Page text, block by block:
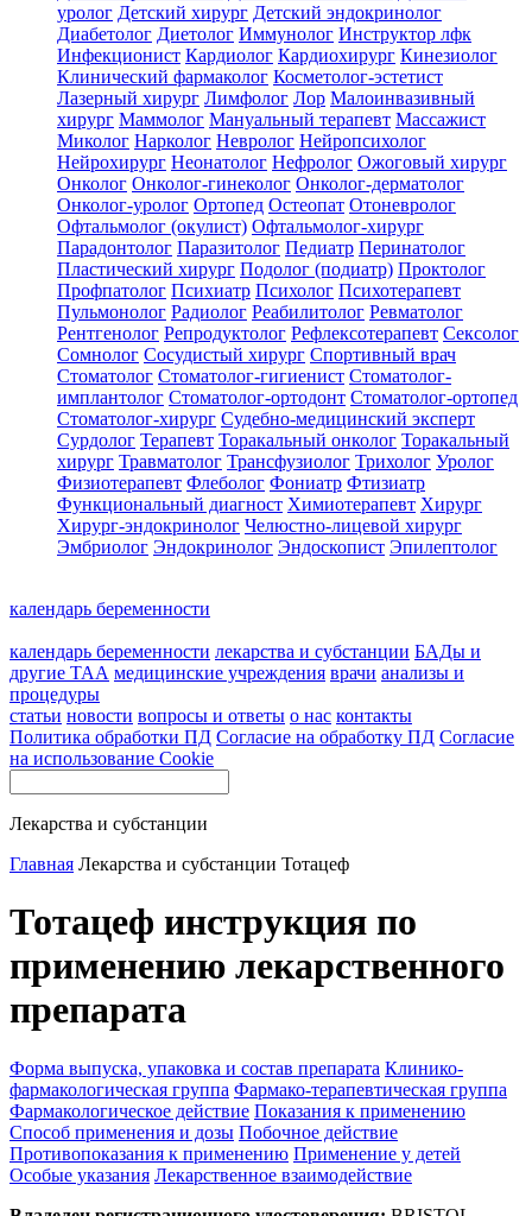
уролог Детский хирург Детский эндокринолог
Диабетолог Диетолог Иммунолог Инструктор лфк
Инфекционист Кардиолог Кардиохирург Кинезиолог
Клинический фармаколог Косметолог-эстетист
Лазерный хирург Лимфолог Лор Малоинвазивный
хирург Маммолог Мануальный терапевт Массажист
Миколог Нарколог Невролог Нейропсихолог
Нейрохирург Неонатолог Нефролог Ожоговый хирург
Онколог Онколог-гинеколог Онколог-дерматолог
Онколог-уролог Ортопед Остеопат Отоневролог
Офтальмолог (окулист) Офтальмолог-хирург
Парадонтолог Паразитолог Педиатр Перинатолог
Пластический хирург Подолог (подиатр) Проктолог
Профпатолог Психиатр Психолог Психотерапевт
Пульмонолог Радиолог Реабилитолог Ревматолог
Рентгенолог Репродуктолог Рефлексотерапевт Сексолог
Сомнолог Сосудистый хирург Спортивный врач
Стоматолог Стоматолог-гигиенист Стоматолог-
имплантолог Стоматолог-ортодонт Стоматолог-ортопед
Стоматолог-хирург Судебно-медицинский эксперт
Сурдолог Терапевт Торакальный онколог Торакальный
хирург Травматолог Трансфузиолог Трихолог Уролог
Физиотерапевт Флеболог Фониатр Фтизиатр
Функциональный диагност Химиотерапевт Хирург
Хирург-эндокринолог Челюстно-лицевой хирург
Эмбриолог Эндокринолог Эндоскопист Эпилептолог
календарь беременности
календарь беременности лекарства и субстанции БАДы и
другие ТАА медицинские учреждения врачи анализы и
процедуры
статьи новости вопросы и ответы о нас контакты
Политика обработки ПД Согласие на обработку ПД Согласие
на использование Cookie
Лекарства и субстанции
Главная Лекарства и субстанции Тотацеф
Тотацеф инструкция по
применению лекарственного
препарата
Форма выпуска, упаковка и состав препарата Клинико-
фармакологическая группа Фармако-терапевтическая группа
Фармакологическое действие Показания к применению
Способ применения и дозы Побочное действие
Противопоказания к применению Применение у детей
Особые указания Лекарственное взаимодействие